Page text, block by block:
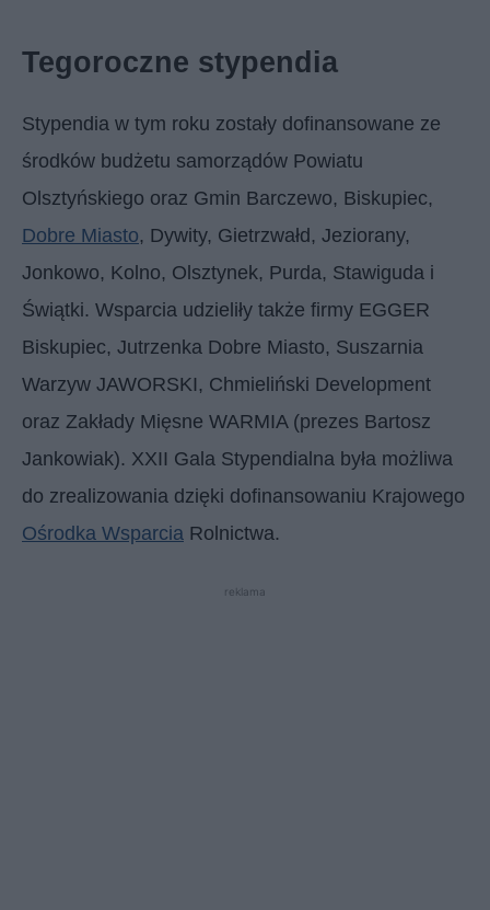
Tegoroczne stypendia
Stypendia w tym roku zostały dofinansowane ze
środków budżetu samorządów Powiatu
Olsztyńskiego oraz Gmin Barczewo, Biskupiec,
Dobre Miasto, Dywity, Gietrzwałd, Jeziorany,
Jonkowo, Kolno, Olsztynek, Purda, Stawiguda i
Świątki. Wsparcia udzieliły także firmy EGGER
Biskupiec, Jutrzenka Dobre Miasto, Suszarnia
Warzyw JAWORSKI, Chmieliński Development
oraz Zakłady Mięsne WARMIA (prezes Bartosz
Jankowiak). XXII Gala Stypendialna była możliwa
do zrealizowania dzięki dofinansowaniu Krajowego
Ośrodka Wsparcia Rolnictwa.
reklama